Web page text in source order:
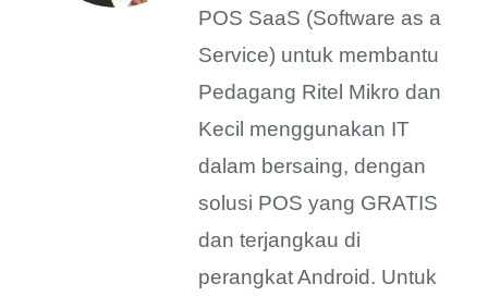
POS SaaS (Software as a
Service) untuk membantu
Pedagang Ritel Mikro dan
Kecil menggunakan IT
dalam bersaing, dengan
solusi POS yang GRATIS
dan terjangkau di
perangkat Android. Untuk